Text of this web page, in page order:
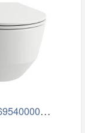
LAUFEN H8669540000001 - Závěsné WC PRO …